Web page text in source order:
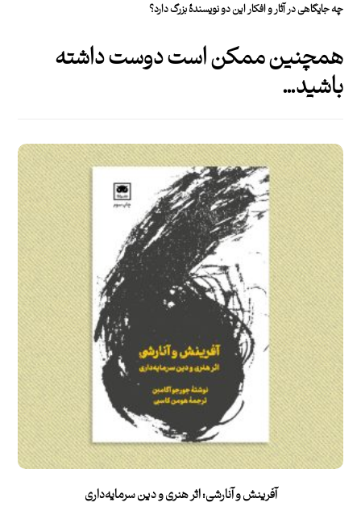
چه جایگاهی در آثار و افکار این دو نویسندۀ بزرگ دارد؟
همچنین ممکن است دوست داشته
باشید…
آفرینش و آنارشی: اثر هنری و دین سرمایه‌داری